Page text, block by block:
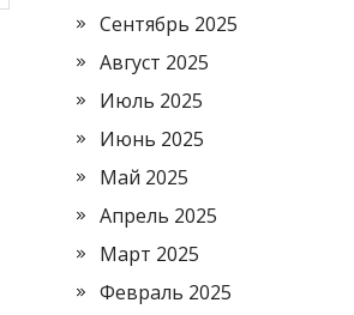
Сентябрь 2025
Август 2025
Июль 2025
Июнь 2025
Май 2025
Апрель 2025
Март 2025
Февраль 2025